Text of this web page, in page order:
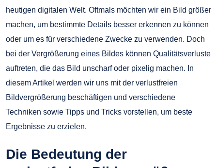
heutigen digitalen Welt. Oftmals möchten wir ein Bild größer
machen, um bestimmte Details besser erkennen zu können
oder um es für verschiedene Zwecke zu verwenden. Doch
bei der Vergrößerung eines Bildes können Qualitätsverluste
auftreten, die das Bild unscharf oder pixelig machen. In
diesem Artikel werden wir uns mit der verlustfreien
Bildvergrößerung beschäftigen und verschiedene
Techniken sowie Tipps und Tricks vorstellen, um beste
Ergebnisse zu erzielen.
Die Bedeutung der